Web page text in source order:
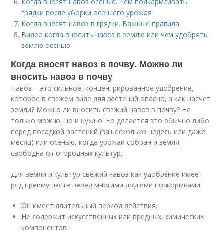
грядки после уборки осеннего урожая
Когда вносят навоз в грядки. Важные правила
Видео когда вносить навоз в землю или чем удобрять
землю осенью
Когда вносят навоз в почву. Можно ли
вносить навоз в почву
Навоз – это сильное, концентрированное удобрение,
которое в свежем виде для растений опасно, а как насчет
земли? Можно ли вносить свежий навоз в почву? Не
только можно, но и нужно! Но делается это обычно либо
перед посадкой растений (за несколько недель или даже
месяц) или осенью, когда урожай собран и земля
свободна от огородных культур.
Для земли и культур свежий навоз как удобрение имеет
ряд преимуществ перед многими другими подкормками.
Он имеет длительный период действия.
Не содержит искусственных или вредных, химических
компонентов.